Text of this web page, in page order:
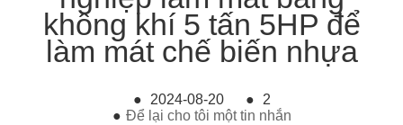
không khí 5 tấn 5HP để
làm mát chế biến nhựa
● 2024-08-20 ● 2
● Để lại cho tôi một tin nhắn